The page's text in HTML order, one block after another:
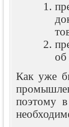
об
Как уже
поэтому